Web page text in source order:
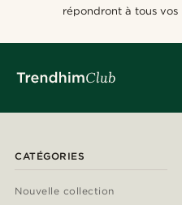
répondront à tous vos
CATÉGORIES
Nouvelle collection